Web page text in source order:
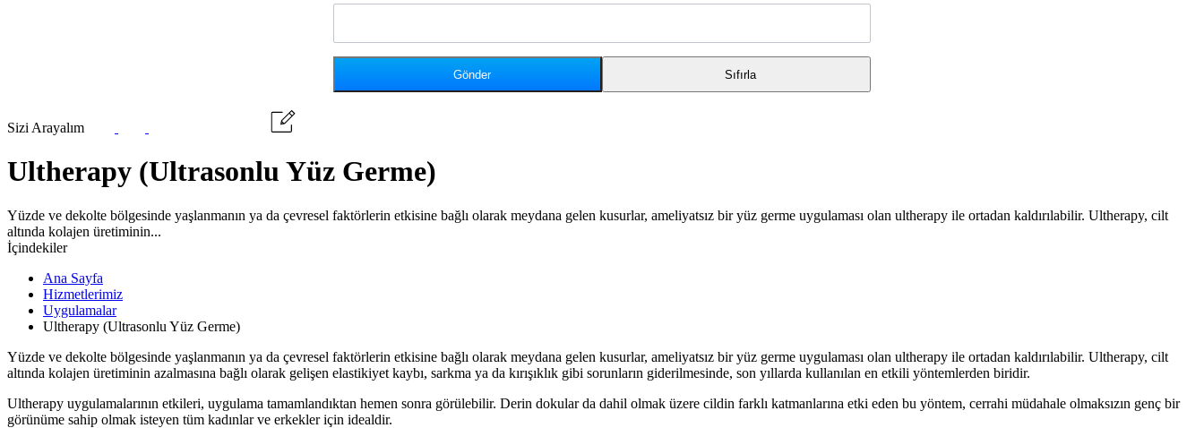
Sizi Arayalım
Ultherapy (Ultrasonlu Yüz Germe)
Yüzde ve dekolte bölgesinde yaşlanmanın ya da çevresel faktörlerin etkisine bağlı olarak meydana gelen kusurlar, ameliyatsız bir yüz germe uygulaması olan ultherapy ile ortadan kaldırılabilir. Ultherapy, cilt
altında kolajen üretiminin...
İçindekiler
Ana Sayfa
Hizmetlerimiz
Uygulamalar
Ultherapy (Ultrasonlu Yüz Germe)
Yüzde ve dekolte bölgesinde yaşlanmanın ya da çevresel faktörlerin etkisine bağlı olarak meydana gelen kusurlar, ameliyatsız bir yüz germe uygulaması olan ultherapy ile ortadan kaldırılabilir. Ultherapy, cilt
altında kolajen üretiminin azalmasına bağlı olarak gelişen elastikiyet kaybı, sarkma ya da kırışıklık gibi sorunların giderilmesinde, son yıllarda kullanılan en etkili yöntemlerden biridir.
Ultherapy uygulamalarının etkileri, uygulama tamamlandıktan hemen sonra görülebilir. Derin dokular da dahil olmak üzere cildin farklı katmanlarına etki eden bu yöntem, cerrahi müdahale olmaksızın genç bir
görünüme sahip olmak isteyen tüm kadınlar ve erkekler için idealdir.